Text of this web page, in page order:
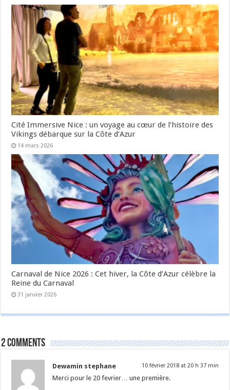
Cité Immersive Nice : un voyage au cœur de l’histoire des
Vikings débarque sur la Côte d’Azur
14 mars 2026
Carnaval de Nice 2026 : Cet hiver, la Côte d’Azur célèbre la
Reine du Carnaval
31 janvier 2026
2 comments
Dewamin stephane 10 février 2018 at 20 h 37 min
Merci pour le 20 fevrier… une première.